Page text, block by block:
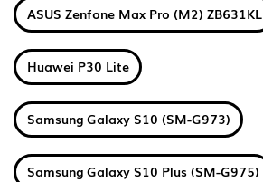
ASUS Zenfone Max Pro (M2) ZB631KL
Huawei P30 Lite
Samsung Galaxy S10 (SM-G973)
Samsung Galaxy S10 Plus (SM-G975)